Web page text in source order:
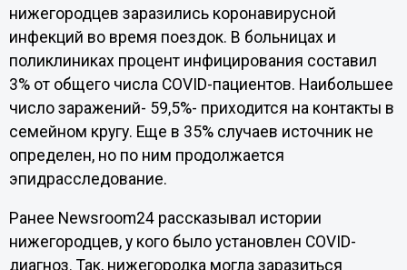
нижегородцев заразились коронавирусной
инфекций во время поездок. В больницах и
поликлиниках процент инфицирования составил
3% от общего числа COVID-пациентов. Наибольшее
число заражений- 59,5%- приходится на контакты в
семейном кругу. Еще в 35% случаев источник не
определен, но по ним продолжается
эпидрасследование.
Ранее Newsroom24 рассказывал истории
нижегородцев, у кого было установлен COVID-
диагноз. Так, нижегородка могла заразиться